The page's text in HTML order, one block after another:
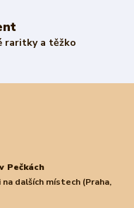
raritky a těžko
v Pečkách
dalších místech (Praha,